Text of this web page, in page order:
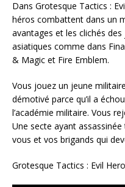
Dans Grotesque Tactics :
héros combattent dans un
avantages et les clichés
asiatiques comme dans
& Magic et Fire Emblem.
Vous jouez un jeune
démotivé parce qu’il a
l’académie militaire. Vous
Une secte ayant
vous et vos brigands qui
Grotesque Tactics : Evil